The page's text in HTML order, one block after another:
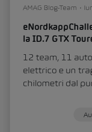
AMAG Blog-Team
la ID.7 GTX
12 team, 11
elettrico e un
chilometri dal